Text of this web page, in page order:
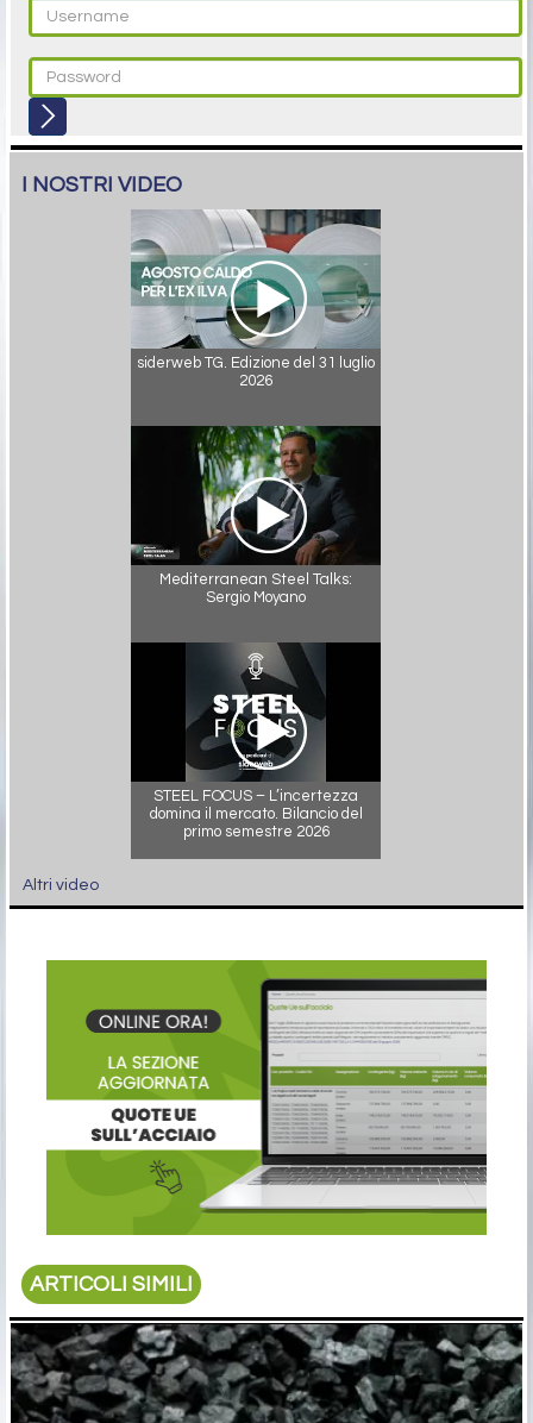
I NOSTRI VIDEO
siderweb TG. Edizione del 31 luglio
2026
Mediterranean Steel Talks:
Sergio Moyano
STEEL FOCUS – L’incertezza
domina il mercato. Bilancio del
primo semestre 2026
Altri video
ARTICOLI SIMILI